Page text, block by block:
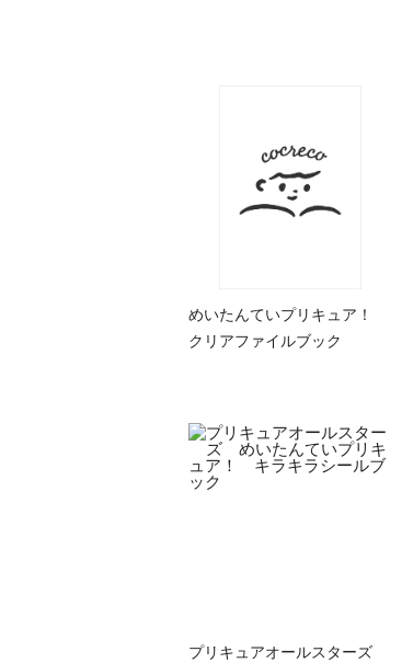
めいたんていプリキュア！
クリアファイルブック
プリキュアオールスターズ